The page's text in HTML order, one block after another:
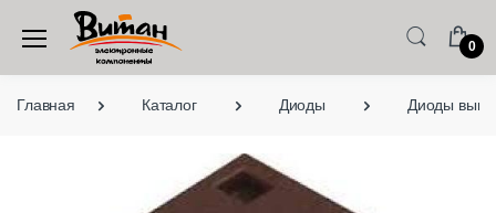
0
Главная Каталог Диоды Диоды